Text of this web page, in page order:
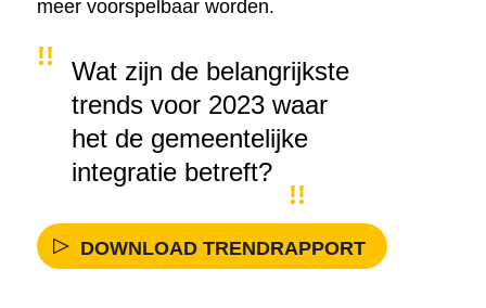
meer voorspelbaar worden.
Wat zijn de belangrijkste
trends voor 2023 waar
het de gemeentelijke
integratie betreft?
DOWNLOAD TRENDRAPPORT